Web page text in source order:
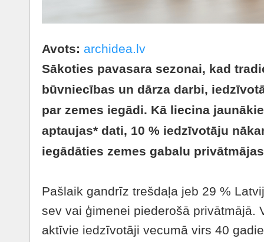
Avots: archidea.lv
Sākoties pavasara sezonai, kad
būvniecības un dārza darbi,
par zemes iegādi. Kā liecina
aptaujas* dati, 10 % iedzīvotāju
iegādāties zemes gabalu
Pašlaik gandrīz trešdaļa jeb 29 %
sev vai ģimenei piederošā privātmājā.
aktīvie iedzīvotāji vecumā virs 40